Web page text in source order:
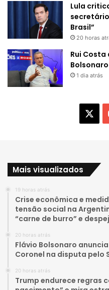
Lula
secretário
Brasil”
20 horas
Rui Costa
1 dia atrás
Mais visualizados
19 horas atrás
Crise econômica e
tensão social na
“carne de burro” e
20 horas atrás
Flávio Bolsonaro
Coronel na disputa pelo
20 horas atrás
Trump endurece regras